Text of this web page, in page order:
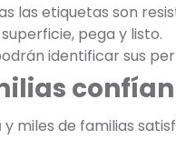
las etiquetas son
pega y listo.
identificar sus
confían
y miles de familias